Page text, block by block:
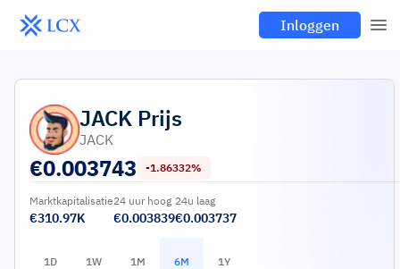
Inloggen
JACK Prijs
JACK
€0.003743 -1.86332%
Marktkapitalisatie
€310.97K
24 uur hoog
€0.003839
24u laag
€0.003737
1D 1W 1M 6M 1Y